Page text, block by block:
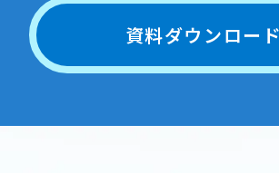
資料ダウンロード